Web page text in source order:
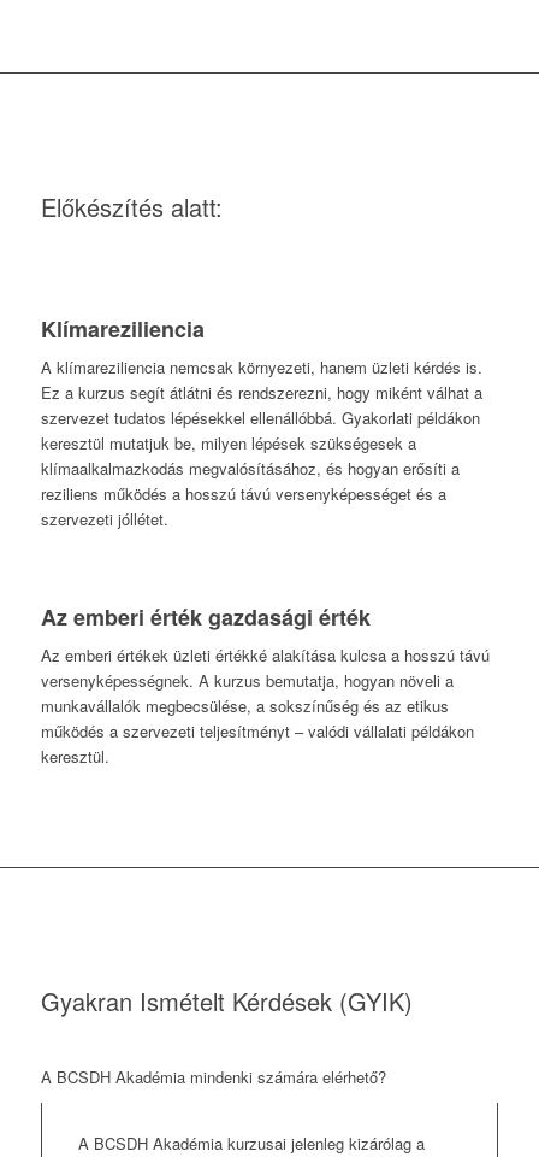
Előkészítés alatt:
Klímareziliencia
A klímareziliencia nemcsak környezeti, hanem üzleti kérdés is.
Ez a kurzus segít átlátni és rendszerezni, hogy miként válhat a
szervezet tudatos lépésekkel ellenállóbbá. Gyakorlati példákon
keresztül mutatjuk be, milyen lépések szükségesek a
klímaalkalmazkodás megvalósításához, és hogyan erősíti a
reziliens működés a hosszú távú versenyképességet és a
szervezeti jóllétet.
Az emberi érték gazdasági érték
Az emberi értékek üzleti értékké alakítása kulcsa a hosszú távú
versenyképességnek. A kurzus bemutatja, hogyan növeli a
munkavállalók megbecsülése, a sokszínűség és az etikus
működés a szervezeti teljesítményt – valódi vállalati példákon
keresztül.
Gyakran Ismételt Kérdések (GYIK)
A BCSDH Akadémia mindenki számára elérhető?
A BCSDH Akadémia kurzusai jelenleg kizárólag a